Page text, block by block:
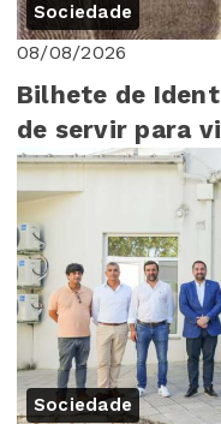
Sociedade
08/08/2026
Bilhete de
de servir para
Sociedade